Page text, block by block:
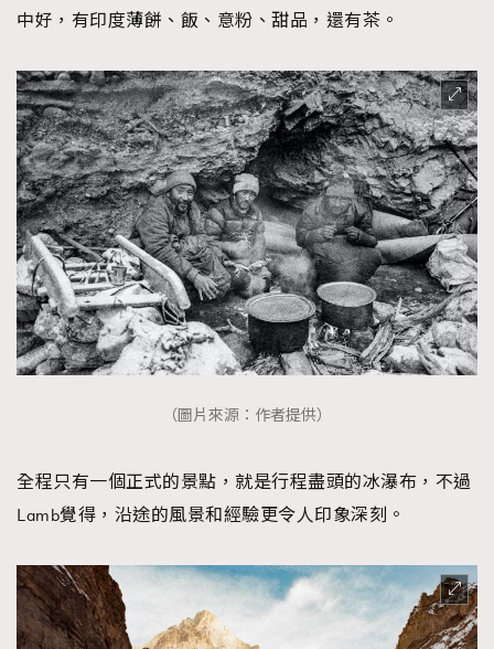
中好，有印度薄餅、飯、意粉、甜品，還有茶。
（圖片來源：作者提供）
全程只有一個正式的景點，就是行程盡頭的冰瀑布，不過
Lamb覺得，沿途的風景和經驗更令人印象深刻。